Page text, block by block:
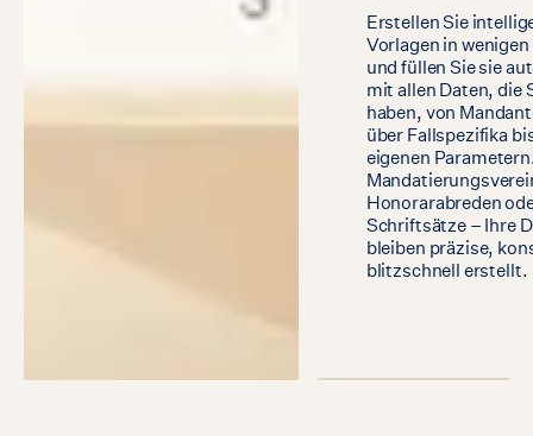
Erstellen Sie
Vorlagen in
und füllen Sie sie
mit allen Daten, die
haben, von
über Fallspezifika
eigenen
Honorarabreden
Schriftsätze – Ihre
bleiben präzise,
blitzschnell erstellt.